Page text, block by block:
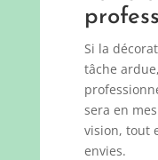
Si la
tâche
sera en
vision, tout
envies.